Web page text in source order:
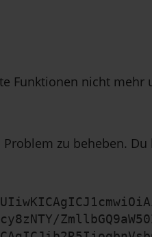
Funktionen nicht mehr
zu beheben. Du